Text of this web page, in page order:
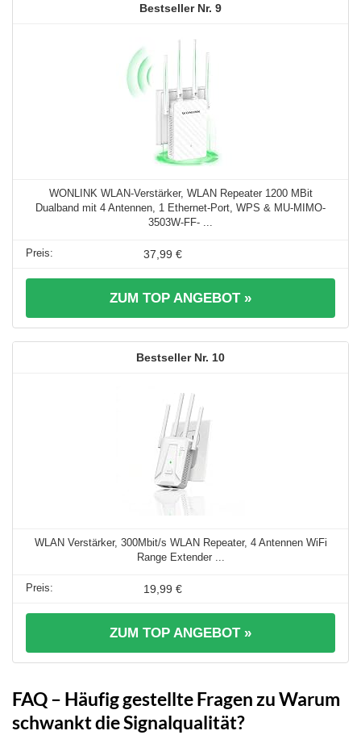
9
WONLINK WLAN-Verstärker, WLAN Repeater 1200 MBit
Dualband mit 4 Antennen, 1 Ethernet-Port, WPS & MU-MIMO-
3503W-FF- ...
37,99 €
ZUM TOP ANGEBOT »
10
WLAN Verstärker, 300Mbit/s WLAN Repeater, 4 Antennen WiFi
Range Extender ...
19,99 €
ZUM TOP ANGEBOT »
FAQ – Häufig gestellte Fragen zu Warum
schwankt die Signalqualität?